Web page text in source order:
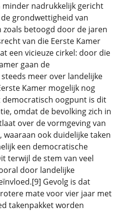
nadrukkelijk gericht
grondwettigheid van
betoogd door de jaren
van die Eerste Kamer
een vicieuze cirkel: door die
gaan de
meer over landelijke
Kamer mogelijk nog
oogpunt is dit
omdat de bevolking zich in
over de vormgeving van
ook duidelijke taken
een democratische
terwijl de stem van veel
door landelijke
Gevolg is dat
mate voor vier jaar met
takenpakket worden